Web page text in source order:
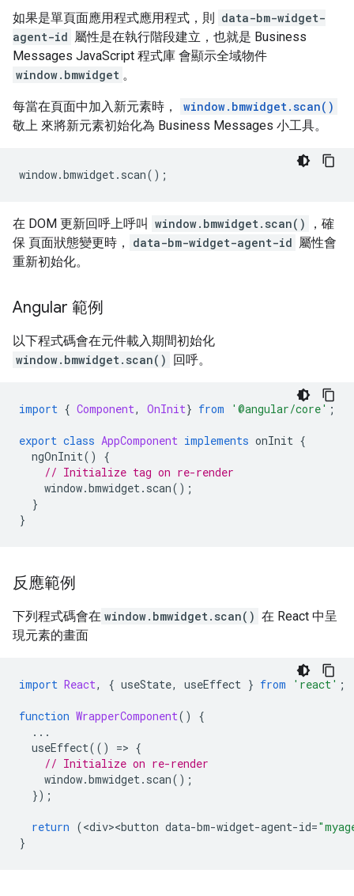
如果是單頁面應用程式應用程式，則 data-bm-widget-
agent-id 屬性是在執行階段建立，也就是 Business
Messages JavaScript 程式庫 會顯示全域物件
window.bmwidget 。
每當在頁面中加入新元素時，
window.bmwidget.scan()
敬上 來將新元素初始化為 Business Messages 小工具。
window.bmwidget.scan();
在 DOM 更新回呼上呼叫 window.bmwidget.scan()
，確
保 頁面狀態變更時，
data-bm-widget-agent-id 屬性會
重新初始化。
Angular 範例
以下程式碼會在元件載入期間初始化
window.bmwidget.scan() 回呼。
import { Component, OnInit} from '@angular/core' ;
export class AppComponent implements onInit {
ngOnInit()
{
// Initialize tag on re-render
window.bmwidget . scan();
}
}
反應範例
下列程式碼會在 window.bmwidget.scan() 在 React 中呈
現元素的畫面
import React, { useState, useEffect } from 'react' ;
function WrapperComponent()
{
...
useEffect(() => {
// Initialize on re-render
window.bmwidget . scan();
});
return (<div><button data-bm-widget-agent-id=
}